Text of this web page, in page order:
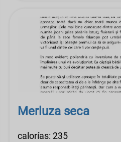
Merluza seca
calorías: 235